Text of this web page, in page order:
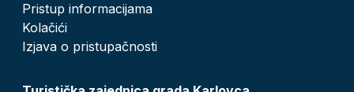
Pristup informacijama
Kolačići
Izjava o pristupačnosti